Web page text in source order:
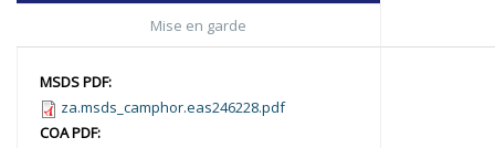
Mise en garde
MSDS PDF:
za.msds_camphor.eas246228.pdf
COA PDF: